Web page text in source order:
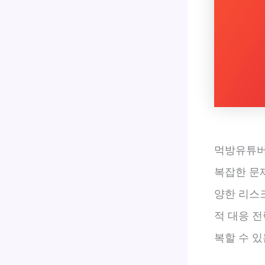
먹방유튜
복잡한 문
양한 리스
적 대응
복할 수